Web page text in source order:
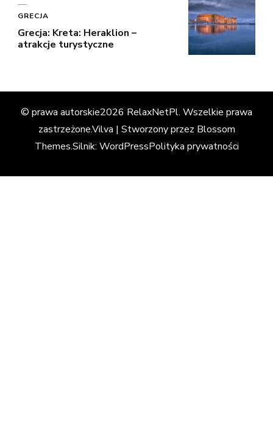
GRECJA
Grecja: Kreta: Heraklion –
atrakcje turystyczne
© prawa autorskie2026 RelaxNetPl. Wszelkie prawa
zastrzeżone.Vilva | Stworzony przez Blossom
Themes.Silnik: WordPressPolityka prywatności